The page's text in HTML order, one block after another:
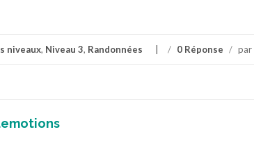
niveaux, Niveau 3, Randonnées / 0 Réponse / par